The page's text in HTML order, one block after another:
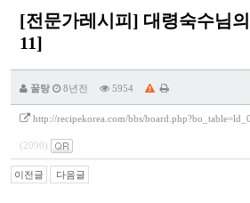
[전문가레시피] 대령숙수님
11]
꿀탕 8년전 5954
http://recipekorea.com/bbs/
(2090)
이전글 다음글